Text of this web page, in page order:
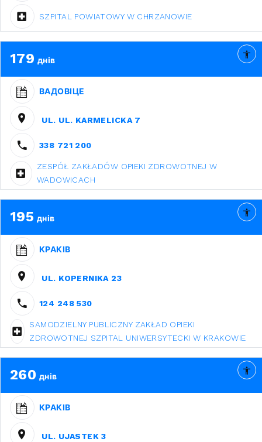
SZPITAL POWIATOWY W CHRZANOWIE
179 днів
ВАДОВІЦЕ
UL. UL. KARMELICKA 7
338 721 200
ZESPÓŁ ZAKŁADÓW OPIEKI ZDROWOTNEJ W
WADOWICACH
195 днів
КРАКІВ
UL. KOPERNIKA 23
124 248 530
SAMODZIELNY PUBLICZNY ZAKŁAD OPIEKI
ZDROWOTNEJ SZPITAL UNIWERSYTECKI W KRAKOWIE
260 днів
КРАКІВ
UL. UJASTEK 3